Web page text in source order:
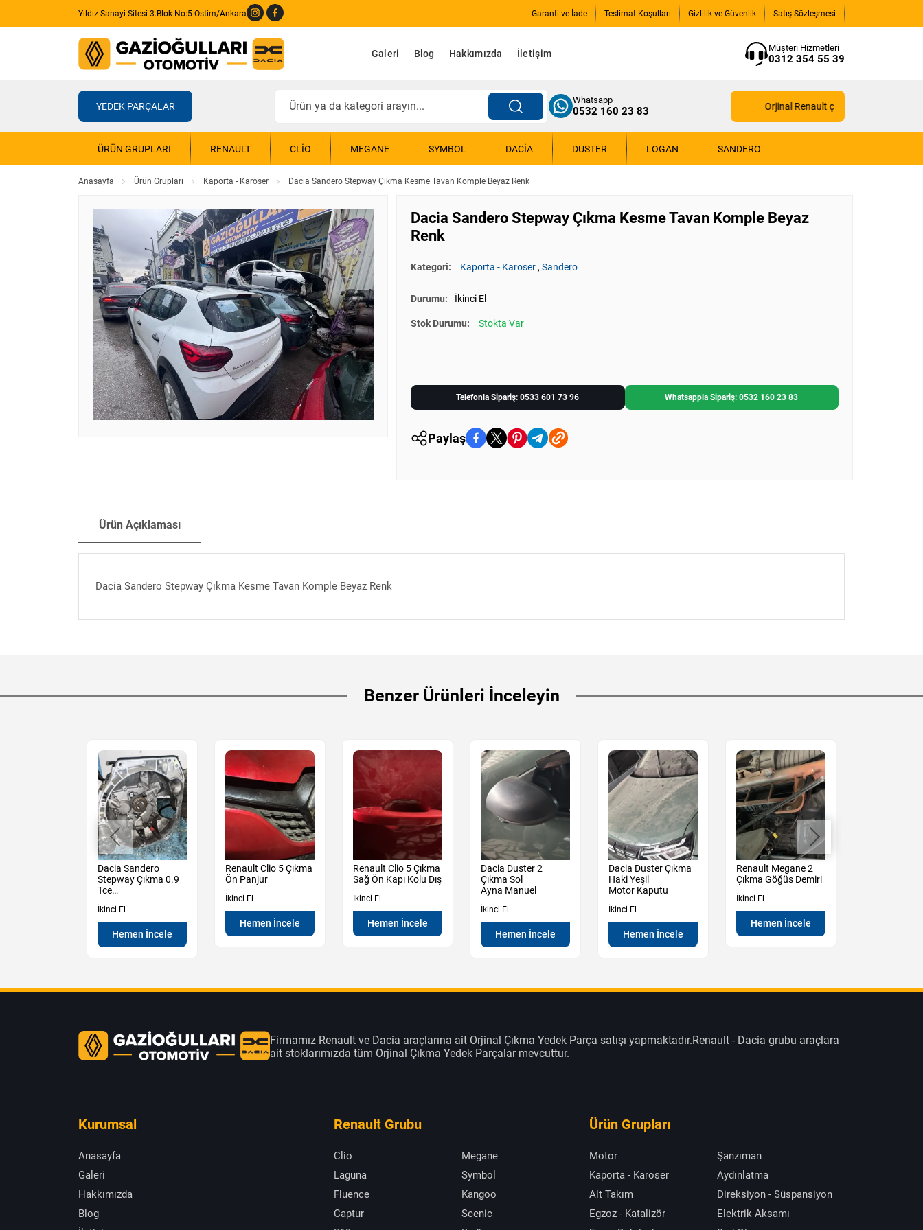
Yıldız Sanayi Sitesi 3.Blok No:5 Ostim/Ankara Garanti ve İade Teslimat Koşulları Gizlilik ve Güvenlik Satış Sözleşmesi
Galeri Blog Hakkımızda İletişim
Müşteri Hizmetleri
0312 354 55 39
YEDEK PARÇALAR
Whatsapp
0532 160 23 83 Orjinal Renault çıkma yedek parçaları
ÜRÜN GRUPLARI RENAULT CLIO MEGANE SYMBOL DACIA DUSTER LOGAN SANDERO
Anasayfa Ürün Grupları Kaporta - Karoser Dacia Sandero Stepway Çıkma Kesme Tavan Komple Beyaz Renk
Dacia Sandero Stepway Çıkma Kesme Tavan Komple Beyaz
Renk
Kategori: Kaporta - Karoser,Sandero
Durumu: İkinci El
Stok Durumu: Stokta Var
Telefonla Sipariş: 0533 601 73 96 Whatsappla Sipariş: 0532 160 23 83
Paylaş
Ürün Açıklaması
Dacia Sandero Stepway Çıkma Kesme Tavan Komple Beyaz Renk
Benzer Ürünleri İnceleyin
Dacia Sandero
Stepway Çıkma 0.9
Tce
Şanzıman Manuel
İkinci El
Hemen İncele
Renault Clio 5 Çıkma
Ön Panjur
İkinci El
Hemen İncele
Renault Clio 5 Çıkma
Sağ Ön Kapı Kolu Dış
İkinci El
Hemen İncele
Dacia Duster 2
Çıkma Sol
Ayna Manuel
İkinci El
Hemen İncele
Dacia Duster Çıkma
Haki Yeşil
Motor Kaputu
İkinci El
Hemen İncele
Renault Megane 2
Çıkma Göğüs Demiri
İkinci El
Hemen İncele
Firmamız Renault ve Dacia araçlarına ait Orjinal Çıkma Yedek Parça satışı yapmaktadır.Renault - Dacia grubu araçlara
ait stoklarımızda tüm Orjinal Çıkma Yedek Parçalar mevcuttur.
Kurumsal
Anasayfa
Galeri
Hakkımızda
Blog
Renault Grubu
Clio
Megane
Laguna
Symbol
Fluence
Kangoo
Captur
Scenic
Ürün Grupları
Motor
Şanzıman
Kaporta - Karoser
Aydınlatma
Alt Takım
Direksiyon - Süspansiyon
Egzoz - Katalizör
Elektrik Aksamı